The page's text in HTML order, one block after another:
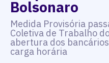
Bolsonaro
Medida Provisória
Coletiva de Trabalho
abertura dos
carga horária